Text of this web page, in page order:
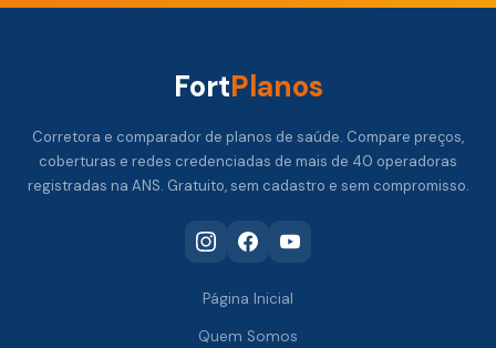
FortPlanos
Corretora e comparador de planos de saúde. Compare preços,
coberturas e redes credenciadas de mais de 40 operadoras
registradas na ANS. Gratuito, sem cadastro e sem compromisso.
Página Inicial
Quem Somos